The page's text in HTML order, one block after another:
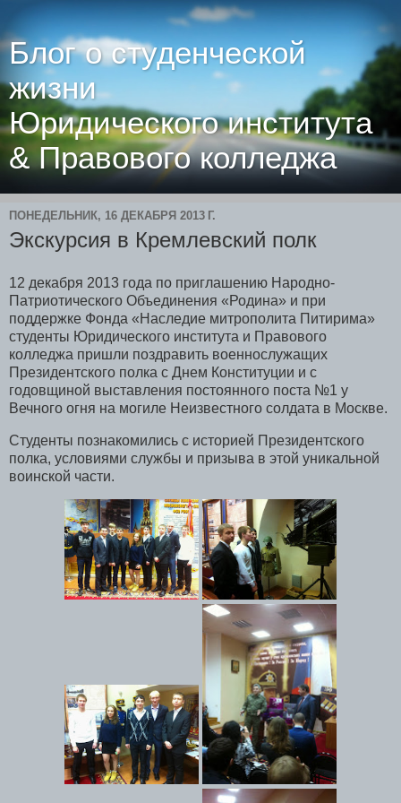
Блог о студенческой
жизни
Юридического института
& Правового колледжа
ПОНЕДЕЛЬНИК, 16 ДЕКАБРЯ 2013 Г.
Экскурсия в Кремлевский полк
12 декабря 2013 года по приглашению Народно-
Патриотического Объединения «Родина» и при
поддержке Фонда «Наследие митрополита Питирима»
студенты Юридического института и Правового
колледжа пришли поздравить военнослужащих
Президентского полка с Днем Конституции и с
годовщиной выставления постоянного поста №1 у
Вечного огня на могиле Неизвестного солдата в Москве.
Студенты познакомились с историей Президентского
полка, условиями службы и призыва в этой уникальной
воинской части.